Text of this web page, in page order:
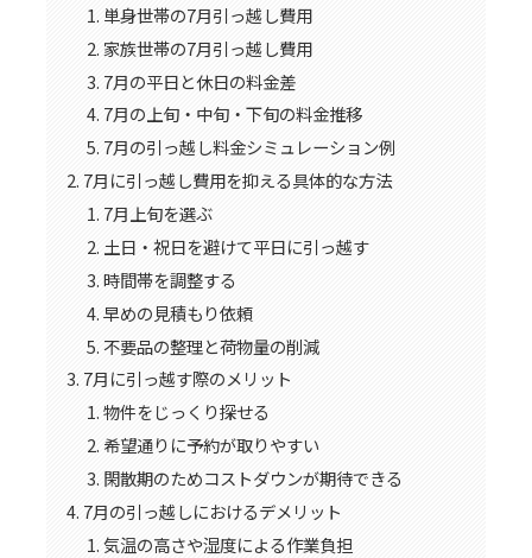
単身世帯の7月引っ越し費用
家族世帯の7月引っ越し費用
7月の平日と休日の料金差
7月の上旬・中旬・下旬の料金推移
7月の引っ越し料金シミュレーション例
7月に引っ越し費用を抑える具体的な方法
7月上旬を選ぶ
土日・祝日を避けて平日に引っ越す
時間帯を調整する
早めの見積もり依頼
不要品の整理と荷物量の削減
7月に引っ越す際のメリット
物件をじっくり探せる
希望通りに予約が取りやすい
閑散期のためコストダウンが期待できる
7月の引っ越しにおけるデメリット
気温の高さや湿度による作業負担